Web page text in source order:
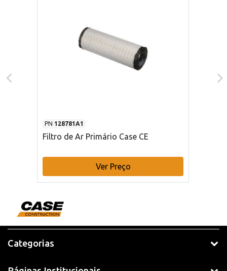
PN 128781A1
Filtro de Ar Primário Case CE
Ver Preço
Categorias